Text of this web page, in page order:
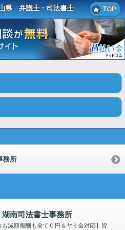
県 弁護士・司法書士 TOP
務所
湖南司法書士事務所
も減額報酬も全て０円＆ヤミ金対応】皆